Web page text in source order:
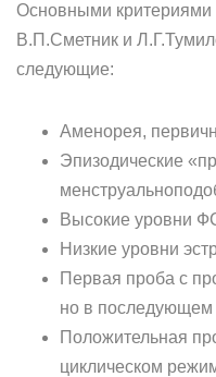
Основными критериями
В.П.Сметник и
следующие:
Аменорея,
Эпизодические
Высокие уровни
Низкие уровни
Первая проба с
но в последую­щем
Положительная
циклическом